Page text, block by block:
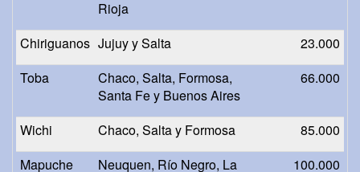
Rioja
Chiriguanos Jujuy y Salta
23.000
Toba
Chaco, Salta, Formosa,
Santa Fe y Buenos Aires
66.000
Wichi Chaco, Salta y Formosa
85.000
Mapuche
Neuquen, Río Negro, La 100.000